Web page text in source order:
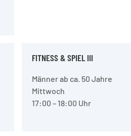
FITNESS & SPIEL III
Männer ab ca. 50 Jahre
Mittwoch
17:00 – 18:00 Uhr